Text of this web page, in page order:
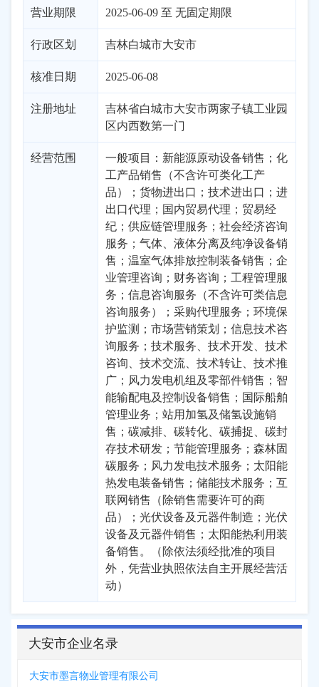
营业期限 2025-06-09 至 无固定期限
行政区划 吉林白城市大安市
核准日期 2025-06-08
注册地址
吉林省白城市大安市两家子镇工业园
区内西数第一门
经营范围
一般项目：新能源原动设备销售；化
工产品销售（不含许可类化工产
品）；货物进出口；技术进出口；进
出口代理；国内贸易代理；贸易经
纪；供应链管理服务；社会经济咨询
服务；气体、液体分离及纯净设备销
售；温室气体排放控制装备销售；企
业管理咨询；财务咨询；工程管理服
务；信息咨询服务（不含许可类信息
咨询服务）；采购代理服务；环境保
护监测；市场营销策划；信息技术咨
询服务；技术服务、技术开发、技术
咨询、技术交流、技术转让、技术推
广；风力发电机组及零部件销售；智
能输配电及控制设备销售；国际船舶
管理业务；站用加氢及储氢设施销
售；碳减排、碳转化、碳捕捉、碳封
存技术研发；节能管理服务；森林固
碳服务；风力发电技术服务；太阳能
热发电装备销售；储能技术服务；互
联网销售（除销售需要许可的商
品）；光伏设备及元器件制造；光伏
设备及元器件销售；太阳能热利用装
备销售。（除依法须经批准的项目
外，凭营业执照依法自主开展经营活
动）
大安市企业名录
大安市墨言物业管理有限公司